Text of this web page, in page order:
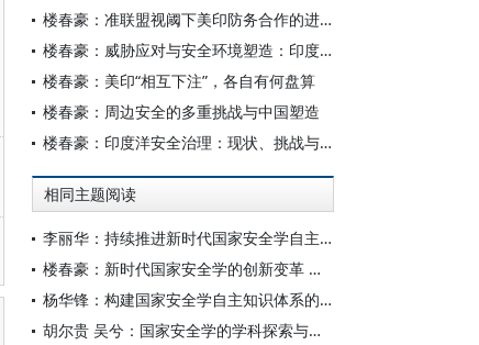
楼春豪：准联盟视阈下美印防务合作的进展与限度
楼春豪：威胁应对与安全环境塑造：印度的国家安全研究
楼春豪：美印“相互下注”，各自有何盘算
楼春豪：周边安全的多重挑战与中国塑造
楼春豪：印度洋安全治理：现状、挑战与发展路径
相同主题阅读
李丽华：持续推进新时代国家安全学自主知识体系建设
楼春豪：新时代国家安全学的创新变革 与发展前瞻
杨华锋：构建国家安全学自主知识体系的进路
胡尔贵 吴兮：国家安全学的学科探索与建构进路